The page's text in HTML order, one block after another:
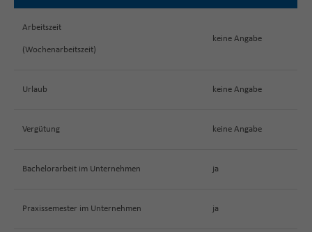
Arbeitszeit
(Wochenarbeitszeit)
keine Angabe
Urlaub keine Angabe
Vergütung keine Angabe
Bachelorarbeit im Unternehmen ja
Praxissemester im Unternehmen ja